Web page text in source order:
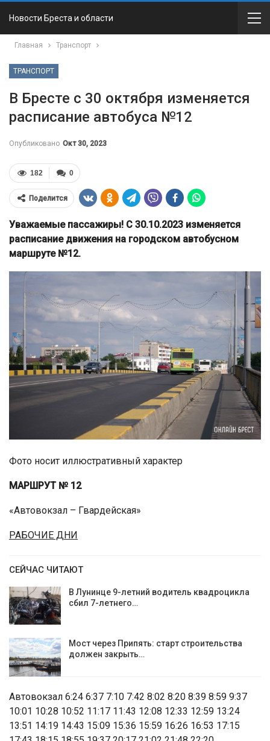
Новости Бреста и области
Главная Транспорт
ТРАНСПОРТ
В Бресте с 30 октября изменяется
расписание автобуса №12
Опубликовано Окт 30, 2023
0
182
Поделится
Уважаемые пассажиры! С 30.10.2023 изменяется
расписание движения на городском автобусном
маршруте №12.
Фото носит иллюстративный характер
МАРШРУТ № 12
«Автовокзал – Гвардейская»
РАБОЧИЕ ДНИ
СЕЙЧАС ЧИТАЮТ
В Лунинце 9-летний водитель квадроцикла
сбил 7-летнего…
Мост через Припять: старт строительства
должен закрыть…
Автовокзал 6:24 6:37 7:10 7:42 8:02 8:20 8:39 8:59 9:37
10:01 10:28 10:52 11:17 11:43 12:08 12:33 12:59 13:24
13:51 14:19 14:43 15:09 15:36 15:59 16:26 16:53 17:15